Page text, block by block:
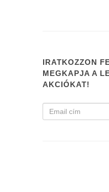
IRATKOZZON
MEGKAPJA A
AKCIÓKAT!